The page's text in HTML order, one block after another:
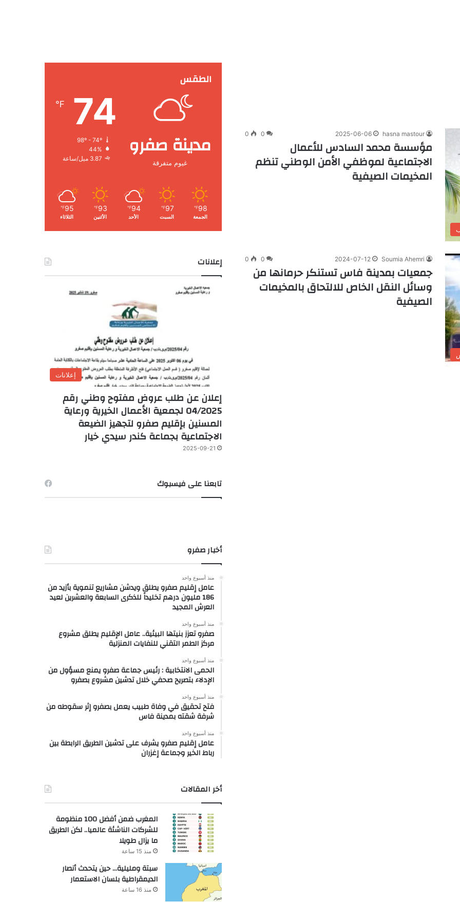
hasna mastour
2025-06-06
0
0
مؤسسة محمد السادس للأعمال
الاجتماعية لموظفي الأمن الوطني تنظم
المخيمات الصيفية
Soumia Ahemri
2024-07-12
0
0
جمعيات بمدينة فاس تستنكر حرمانها من
وسائل النقل الخاص للالتحاق بالمخيمات
الصيفية
الطقس
مدينة صفرو
غيوم متفرقة
74
℉
98º - 74º
44%
3.87 ميل/ساعة
98
℉
الجمعة
97
℉
السبت
94
℉
الأحد
93
℉
الأثنين
95
℉
الثلاثاء
إعلانات
إعلانات
إعلان عن طلب عروض مفتوح وطني رقم
04/2025 لجمعية الأعمال الخيرية ورعاية
المسنين بإقليم صفرو لتجهيز الضيعة
الاجتماعية بجماعة كندر سيدي خيار
2025-09-21
تابعنا على فيسبوك
أخبار صفرو
منذ أسبوع واحد
عامل إقليم صفرو يطلق ويدشن مشاريع تنموية بأزيد من
186 مليون درهم تخليداً للذكرى السابعة والعشرين لعيد
العرش المجيد
منذ أسبوع واحد
صفرو تعزز بنيتها البيئية.. عامل الإقليم يطلق مشروع
مركز الطمر التقني للنفايات المنزلية
منذ أسبوع واحد
الحمى الانتخابية : رئيس جماعة صفرو يمنع مسؤول من
الإدلاء بتصريح صحفي خلال تدشين مشروع بصفرو
منذ أسبوع واحد
فتح تحقيق في وفاة طبيب يعمل بصفرو إثر سقوطه من
شرفة شقته بمدينة فاس
منذ أسبوع واحد
عامل إقليم صفرو يشرف على تدشين الطريق الرابطة بين
رباط الخير وجماعة إغزران
أخر المقالات
المغرب ضمن أفضل 100 منظومة
للشركات الناشئة عالميا.. لكن الطريق
ما يزال طويلا
منذ 15 ساعة
سبتة ومليلية… حين يتحدث أنصار
الديمقراطية بلسان الاستعمار
منذ 16 ساعة